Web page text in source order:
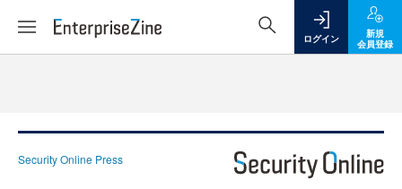
ログイン
新規
会員登録
Security Online Press